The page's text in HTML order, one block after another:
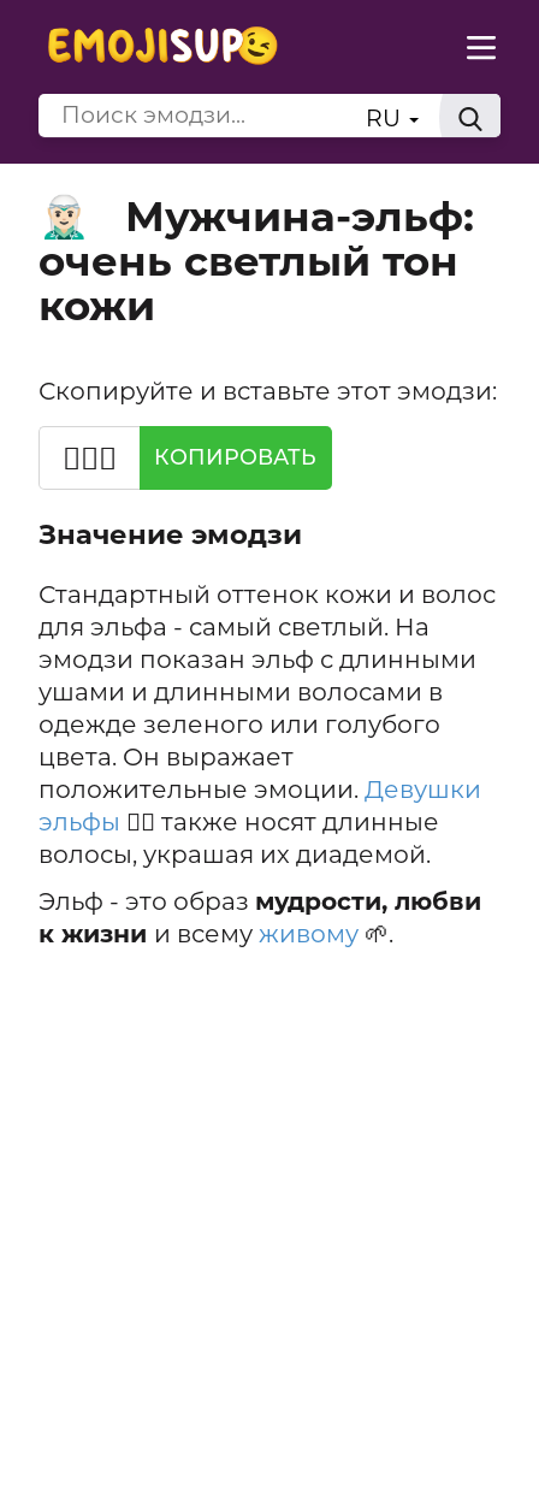
RU
🧝🏻‍♂️
Мужчина-эльф:
очень светлый тон
кожи
Скопируйте и вставьте этот эмодзи:
🧝🏻‍♂️ КОПИРОВАТЬ
Значение эмодзи
Стандартный оттенок кожи и волос
для эльфа - самый светлый. На
эмодзи показан эльф с длинными
ушами и длинными волосами в
одежде зеленого или голубого
цвета. Он выражает
положительные эмоции. Девушки
эльфы 🧝‍♀️ также носят длинные
волосы, украшая их диадемой.
Эльф - это образ мудрости, любви
к жизни и всему живому 🌱.